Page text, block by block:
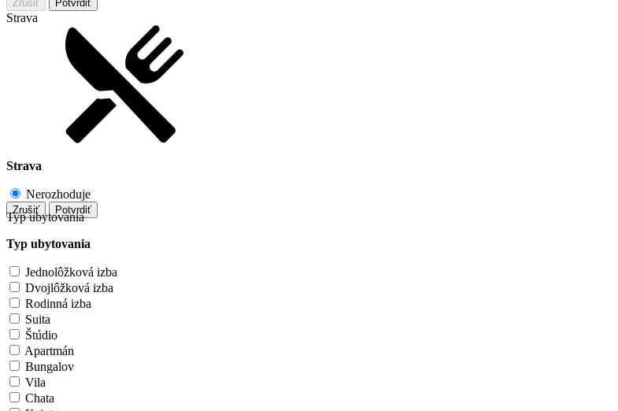
Zrušiť Potvrdiť
Strava
Strava
Nerozhoduje
Zrušiť Potvrdiť
Typ ubytovania
Typ ubytovania
Jednolôžková izba
Dvojlôžková izba
Rodinná izba
Suita
Štúdio
Apartmán
Bungalov
Vila
Chata